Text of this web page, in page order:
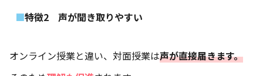
特徴2 声が聞き取りやすい
オンライン授業と違い、対面授業は声が直接届きます。